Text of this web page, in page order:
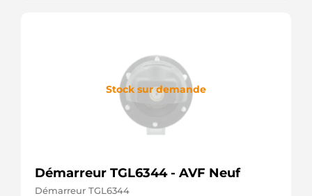
Stock sur demande
Démarreur TGL6344 - AVF Neuf
Démarreur TGL6344